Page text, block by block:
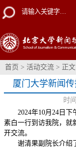
首页 > 活动交流 > 正文
厦门大学新闻
时
2024年10月24日
素白一行到访我院，就
开交流。
谢清果副院长介绍